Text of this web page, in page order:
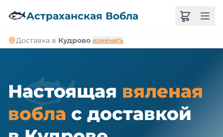
🐟Астраханская Вобла
Доставка в Кудрово изменить
🐟
Настоящая вяленая
вобла с доставкой